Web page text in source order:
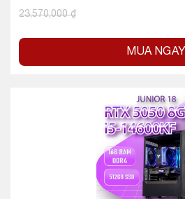
23,570,000₫
MUA NGAY